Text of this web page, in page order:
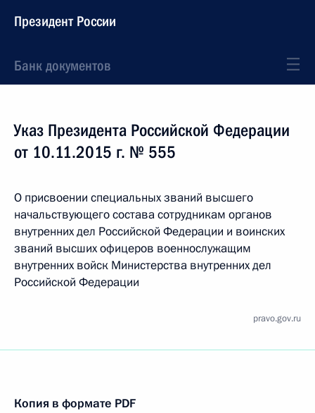
Президент России
Банк документов
Указ Президента Российской Федерации
от 10.11.2015 г. № 555
О присвоении специальных званий высшего
начальствующего состава сотрудникам органов
внутренних дел Российской Федерации и воинских
званий высших офицеров военнослужащим
внутренних войск Министерства внутренних дел
Российской Федерации
pravo.gov.ru
Копия в формате PDF